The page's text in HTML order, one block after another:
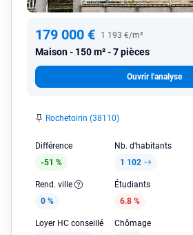
179 000 € 1 193 €/m²
Maison 150 m² - 7 pièces
Ouvrir l'analyse
Rochetoirin (38110)
Différence
-51 %
Nb. d'habitants
1 102
Rend. ville
0 %
Étudiants
6.8 %
Loyer HC conseillé
Chômage